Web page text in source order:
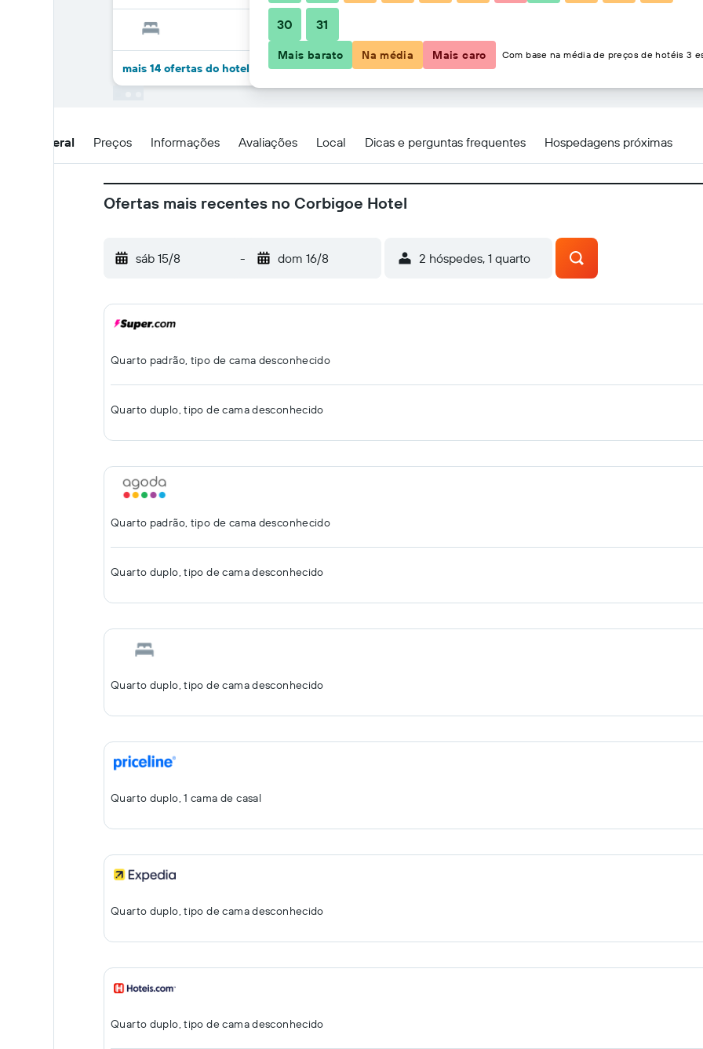
mais 14 ofertas do hotel Corbigoe Hotel
Visão geral Preços Informações Avaliações Local Dicas e perguntas frequentes Hospedagens próximas
Ofertas mais recentes no Corbigoe Hotel
sáb 15/8 - dom 16/8 2 hóspedes, 1 quarto
Quarto padrão, tipo de cama desconhecido
Quarto duplo, tipo de cama desconhecido
Quarto padrão, tipo de cama desconhecido
Quarto duplo, tipo de cama desconhecido
Quarto duplo, tipo de cama desconhecido
Quarto duplo, 1 cama de casal
Quarto duplo, tipo de cama desconhecido
Quarto duplo, tipo de cama desconhecido
30 31
Mais barato Na média Mais caro Com base na média de preços de hotéis 3